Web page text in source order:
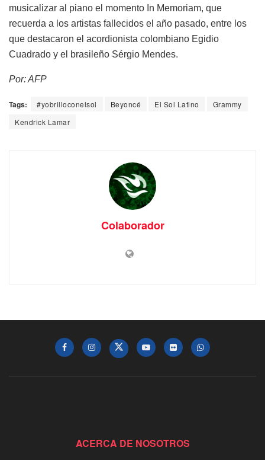
musicalizar al piano el momento In Memoriam, que
recuerda a los artistas fallecidos el año pasado, entre los
que destacaron el acordionista colombiano Egidio
Cuadrado y el brasileño Sérgio Mendes.
Por: AFP
Tags: #yobrilloconelsol Beyoncé El Sol Latino
Grammy
Kendrick Lamar
Colaborador
ACERCA DE NOSOTROS